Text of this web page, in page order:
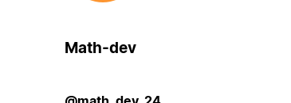
Math-dev